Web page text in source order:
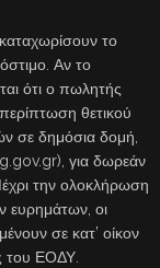
το
Αν το
ότι ο πωλητής
θετικού
σε δημόσια δομή,
για δωρεάν
την ολοκλήρωση
ευρημάτων, οι
σε κατ’ οίκον
του ΕΟΔΥ.